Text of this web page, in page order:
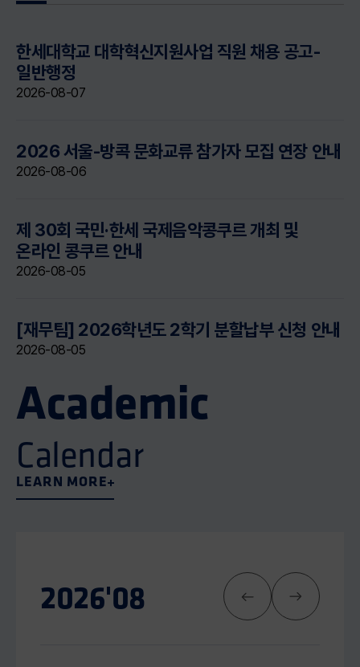
한세대학교 대학혁신지원사업 직원 채용 공고-
일반행정
2026-08-07
2026 서울-방콕 문화교류 참가자 모집 연장 안내
2026-08-06
제 30회 국민·한세 국제음악콩쿠르 개최 및
온라인 콩쿠르 안내
2026-08-05
[재무팀] 2026학년도 2학기 분할납부 신청 안내
2026-08-05
Academic
Calendar
LEARN MORE
2026'08